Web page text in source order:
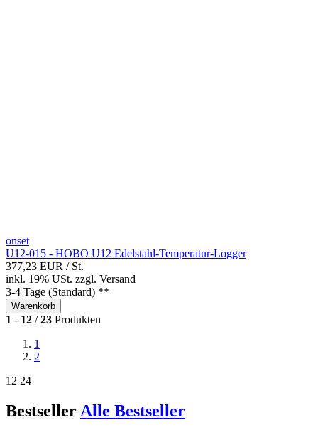
onset
U12-015 - HOBO U12 Edelstahl-Temperatur-Logger
377,23 EUR / St.
inkl. 19% USt. zzgl. Versand
3-4 Tage (Standard) **
Warenkorb
1 - 12 /23 Produkten
1
2
12 24
Bestseller Alle Bestseller